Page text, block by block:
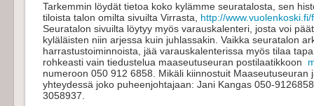
Tarkemmin löydät tietoa koko kylämme seuratalosta, sen
tiloista talon omilta sivuilta Virrasta, http://
Seuratalon sivuilta löytyy myös varauskalenteri, josta voi
kyläläisten niin arjessa kuin juhlassakin. Vaikka seuratalon
harrastustoiminnoista, jää varauskalenterissa myös tilaa
rohkeasti vain tiedustelua maaseutuseuran postilaatikkoon
numeroon 050 912 6858. Mikäli kiinnostuit Maaseutuseuran
yhteydessä joko puheenjohtajaan: Jani Kangas 050-
3058937.